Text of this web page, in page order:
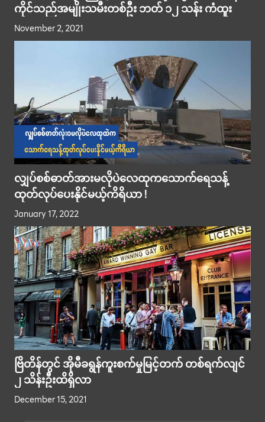
ကိုင်သည်အမျိုးသမီးတစ်ဦး ဘတ် ၁၂ သန်း ကံထူး
November 2, 2021
လျှပ်စစ်ဓာတ်အားမလိုပဲလေထုကသောက်ရေသန့်
ထုတ်လုပ်ပေးနိုင်မယ့်ကိရိယာ !
January 17, 2022
ဗြိတိန်တွင် အိုမီခရွန်ကူးစက်မှုမြင့်တက် တစ်ရက်လျင်
၂ သိန်းဦးထိရှိလာ
December 15, 2021